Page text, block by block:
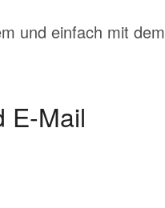
und einfach mit dem
E-Mail